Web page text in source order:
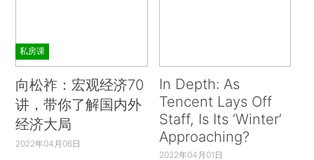
私房课
向松祚：宏观经济70
讲，带你了解国内外
经济大局
2022年04月06日
In Depth: As
Tencent Lays Off
Staff, Is Its ‘Winter’
Approaching?
2022年04月01日